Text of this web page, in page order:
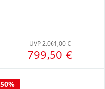
UVP2.061,00 €
799,50 €
50%